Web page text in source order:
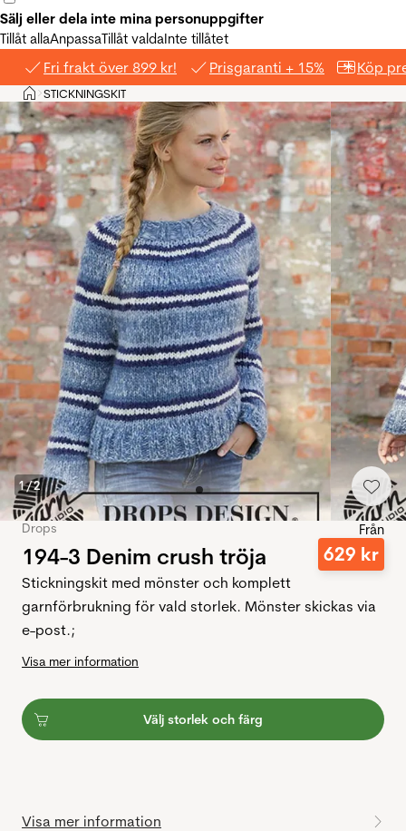
Sälj eller dela inte mina personuppgifter
Tillåt allaAnpassaTillåt valdaInte tillåtet
Fri frakt över 899 kr! Prisgaranti + 15% Köp
Hem
>STICKNINGSKIT
1/2
Drops
194-3 Denim crush tröja
Från
629 kr
Stickningskit med mönster och komplett
garnförbrukning för vald storlek. Mönster skickas via
e-post.;
Visa mer information
Välj storlek och färg
Visa mer information